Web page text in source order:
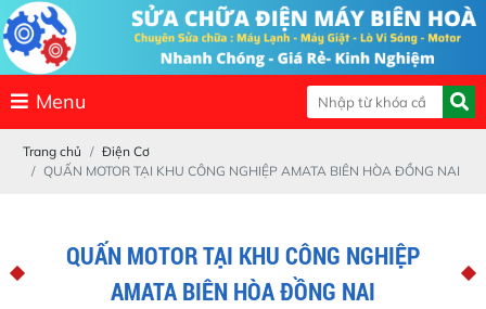
Menu
Trang chủ
Điện Cơ
QUẤN MOTOR TẠI KHU CÔNG NGHIỆP AMATA BIÊN HÒA ĐỒNG NAI
QUẤN MOTOR TẠI KHU CÔNG NGHIỆP
AMATA BIÊN HÒA ĐỒNG NAI